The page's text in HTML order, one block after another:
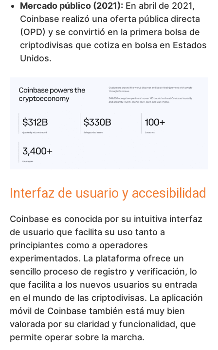
Mercado público (2021): En abril de 2021,
Coinbase realizó una oferta pública directa
(OPD) y se convirtió en la primera bolsa de
criptodivisas que cotiza en bolsa en Estados
Unidos.
Interfaz de usuario y accesibilidad
Coinbase es conocida por su intuitiva interfaz
de usuario que facilita su uso tanto a
principiantes como a operadores
experimentados. La plataforma ofrece un
sencillo proceso de registro y verificación, lo
que facilita a los nuevos usuarios su entrada
en el mundo de las criptodivisas. La aplicación
móvil de Coinbase también está muy bien
valorada por su claridad y funcionalidad, que
permite operar sobre la marcha.